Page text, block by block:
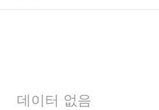
데이터 없음